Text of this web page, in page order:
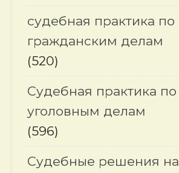
судебная практика по
гражданским делам
(520)
Судебная практика по
уголовным делам
(596)
Судебные решения на